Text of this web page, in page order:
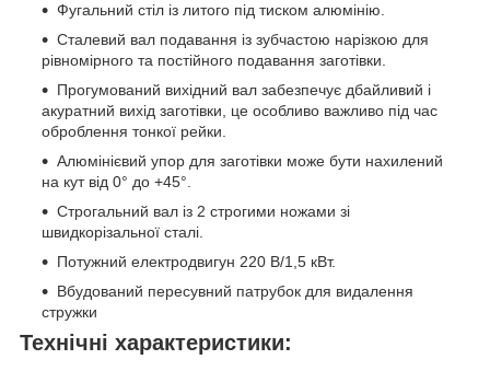
Фугальний стіл із литого під тиском алюмінію.
Сталевий вал подавання із зубчастою нарізкою для
рівномірного та постійного подавання заготівки.
Прогумований вихідний вал забезпечує дбайливий і
акуратний вихід заготівки, це особливо важливо під час
оброблення тонкої рейки.
Алюмінієвий упор для заготівки може бути нахилений
на кут від 0° до +45°.
Строгальний вал із 2 строгими ножами зі
швидкорізальної сталі.
Потужний електродвигун 220 В/1,5 кВт.
Вбудований пересувний патрубок для видалення
стружки
Технічні характеристики: